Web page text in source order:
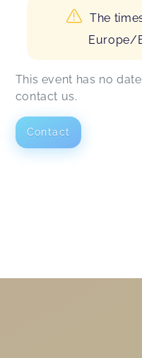
The
Europe/
This event has no
contact us.
Contact